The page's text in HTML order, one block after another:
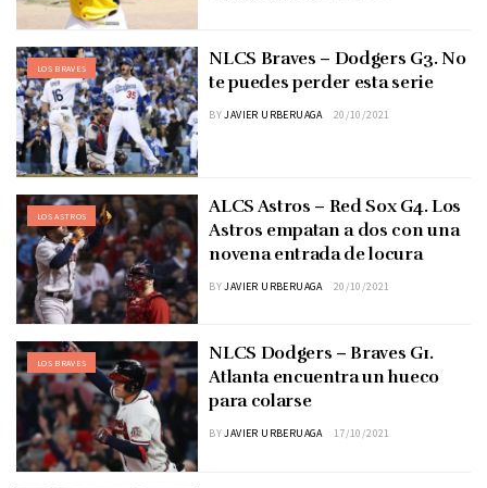
LOS BRAVES
NLCS Braves – Dodgers G3. No
te puedes perder esta serie
BYJAVIER URBERUAGA 20/10/2021
LOS ASTROS
ALCS Astros – Red Sox G4. Los
Astros empatan a dos con una
novena entrada de locura
BYJAVIER URBERUAGA 20/10/2021
LOS BRAVES
NLCS Dodgers – Braves G1.
Atlanta encuentra un hueco
para colarse
BYJAVIER URBERUAGA 17/10/2021